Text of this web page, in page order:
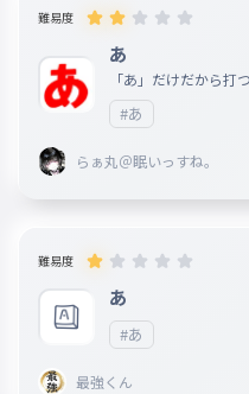
059 ば
060 び
び
061 ぶ
ぼ
ぎゃ
難易度
あ
「あ」だけだから打
#あ
らぁ丸＠眠いっすね。
難易度
あ
#あ
最強くん